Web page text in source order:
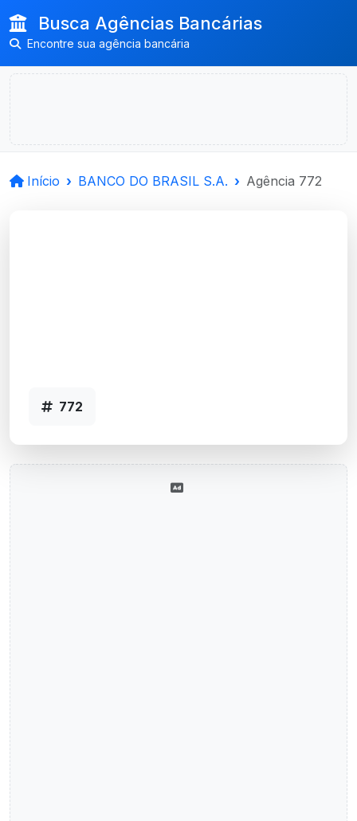
Busca Agências Bancárias
Encontre sua agência bancária
Início BANCO DO BRASIL S.A. Agência 772
772